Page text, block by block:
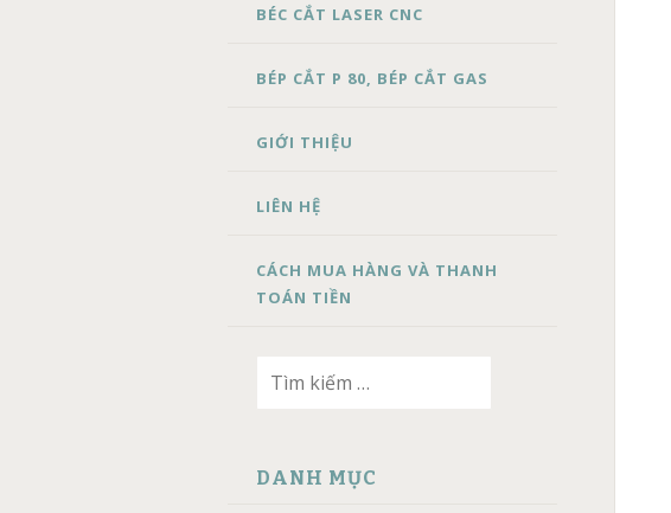
BÉC CẮT LASER CNC
BÉP CẮT P 80, BÉP CẮT GAS
GIỚI THIỆU
LIÊN HỆ
CÁCH MUA HÀNG VÀ THANH
TOÁN TIỀN
DANH MỤC